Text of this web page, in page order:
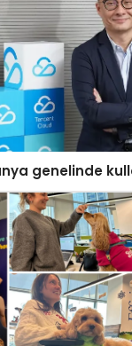
genelinde